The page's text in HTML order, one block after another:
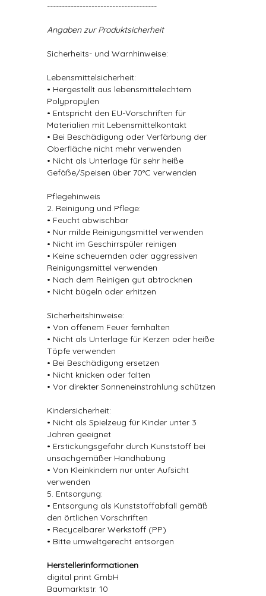
-------------------------------------
Angaben zur Produktsicherheit
Sicherheits- und Warnhinweise:
Lebensmittelsicherheit:
• Hergestellt aus lebensmittelechtem
Polypropylen
• Entspricht den EU-Vorschriften für
Materialien mit Lebensmittelkontakt
• Bei Beschädigung oder Verfärbung der
Oberfläche nicht mehr verwenden
• Nicht als Unterlage für sehr heiße
Gefäße/Speisen über 70°C verwenden
Pflegehinweis
2. Reinigung und Pflege:
• Feucht abwischbar
• Nur milde Reinigungsmittel verwenden
• Nicht im Geschirrspüler reinigen
• Keine scheuernden oder aggressiven
Reinigungsmittel verwenden
• Nach dem Reinigen gut abtrocknen
• Nicht bügeln oder erhitzen
Sicherheitshinweise:
• Von offenem Feuer fernhalten
• Nicht als Unterlage für Kerzen oder heiße
Töpfe verwenden
• Bei Beschädigung ersetzen
• Nicht knicken oder falten
• Vor direkter Sonneneinstrahlung schützen
Kindersicherheit:
• Nicht als Spielzeug für Kinder unter 3
Jahren geeignet
• Erstickungsgefahr durch Kunststoff bei
unsachgemäßer Handhabung
• Von Kleinkindern nur unter Aufsicht
verwenden
5. Entsorgung:
• Entsorgung als Kunststoffabfall gemäß
den örtlichen Vorschriften
• Recycelbarer Werkstoff (PP)
• Bitte umweltgerecht entsorgen
Herstellerinformationen
digital print GmbH
Baumarktstr. 10